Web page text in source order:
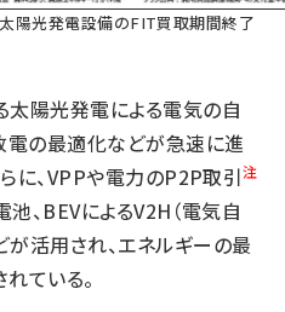
陽光発電設備のFIT買取期間終了
陽光発電による電気の自
電の最適化などが急速に進
に、VPPや電力のP2P取引注
、BEVによるV2H（電気自
活用され、エネルギーの最
ている。